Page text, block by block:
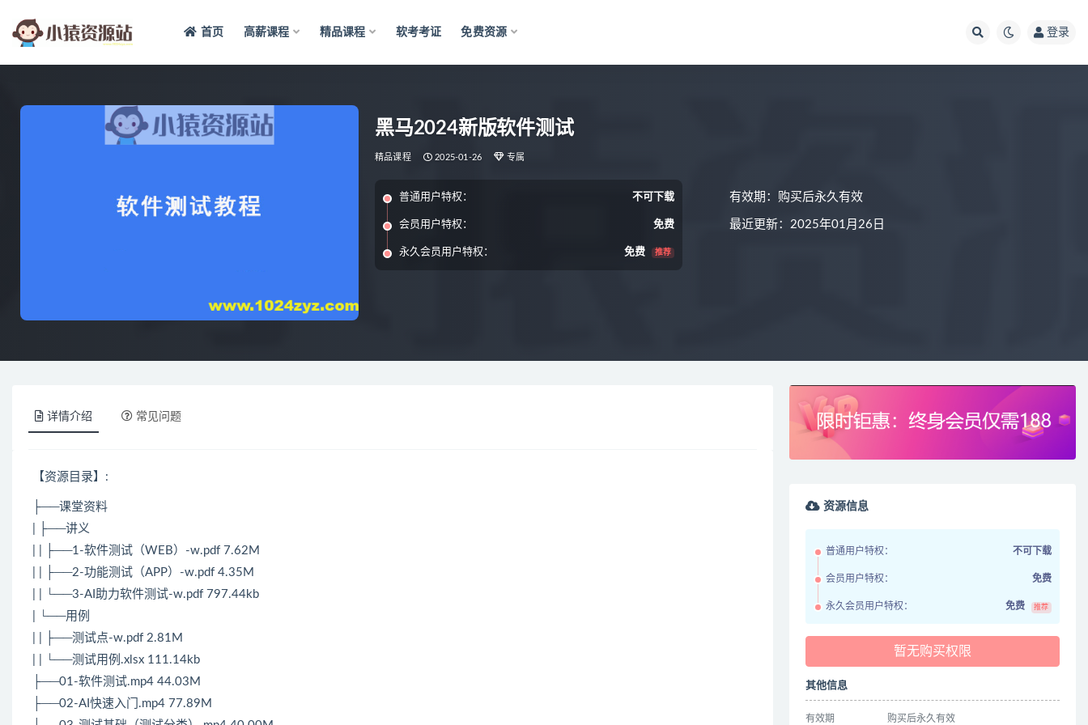
首页 高薪课程 精品课程 软考考证 免费资源 登录
黑马2024新版软件测试
精品课程 2025-01-26 专属
普通用户特权： 不可下载
会员用户特权： 免费
永久会员用户特权： 免费 推荐
有效期：购买后永久有效
最近更新：2025年01月26日
详情介绍 常见问题
【资源目录】:
├──课堂资料
| ├──讲义
| | ├──1-软件测试 （WEB）-w.pdf 7.62M
| | ├──2-功能测试 （APP）-w.pdf 4.35M
| | └──3-AI助力软件测试-w.pdf 797.44kb
| └──用例
| | ├──测试点-w.pdf 2.81M
| | └──测试用例.xlsx 111.14kb
├──01-软件测试.mp4 44.03M
├──02-AI快速入门.mp4 77.89M
资源信息
普通用户特权： 不可下载
会员用户特权： 免费
永久会员用户特权： 免费 推荐
暂无购买权限
其他信息
有效期 购买后永久有效